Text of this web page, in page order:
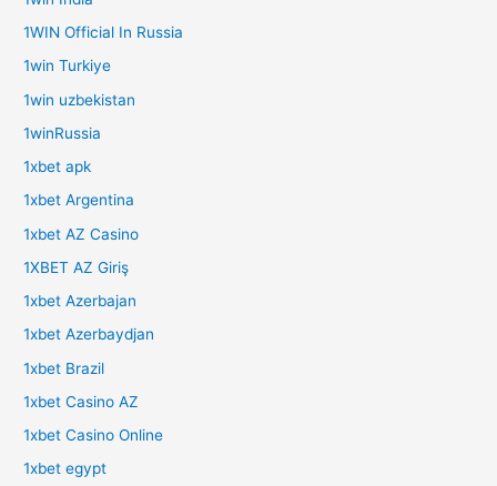
1WIN Official In Russia
1win Turkiye
1win uzbekistan
1winRussia
1xbet apk
1xbet Argentina
1xbet AZ Casino
1XBET AZ Giriş
1xbet Azerbajan
1xbet Azerbaydjan
1xbet Brazil
1xbet Casino AZ
1xbet Casino Online
1xbet egypt